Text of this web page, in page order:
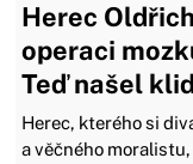
Herec
operaci
Teď našel
Herec, kterého si
a věčného